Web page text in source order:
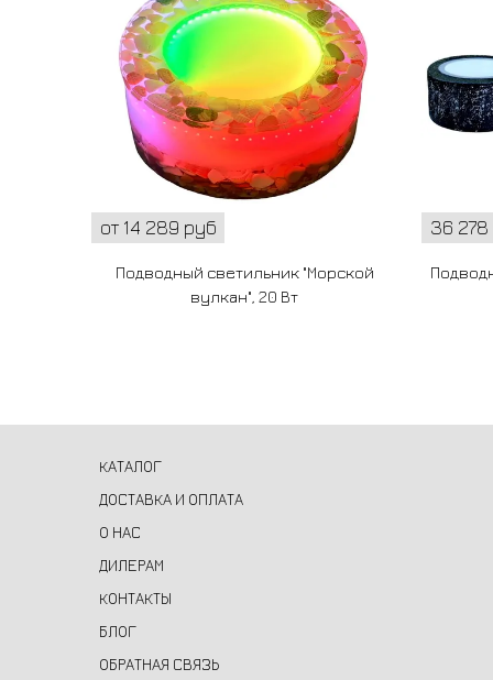
от 14 289 руб
Подводный светильник "Морской
вулкан", 20 Вт
36 278
КАТАЛОГ
ДОСТАВКА И ОПЛАТА
О НАС
ДИЛЕРАМ
КОНТАКТЫ
БЛОГ
ОБРАТНАЯ СВЯЗЬ